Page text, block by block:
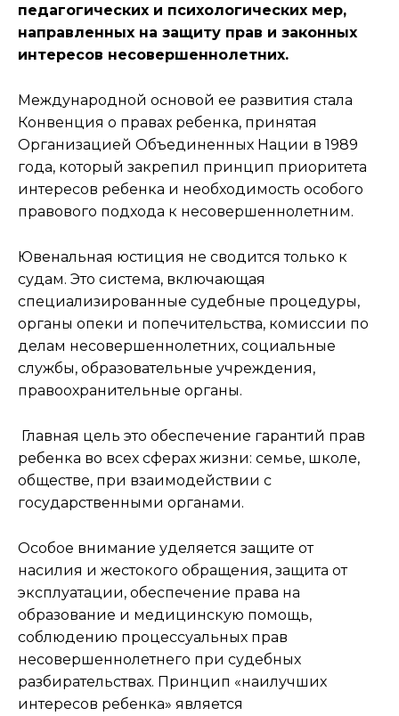
педагогических и психологических мер,
направленных на защиту прав и законных
интересов несовершеннолетних.
Международной основой ее развития стала
Конвенция о правах ребенка, принятая
Организацией Объединенных Нации в 1989
года, который закрепил принцип приоритета
интересов ребенка и необходимость особого
правового подхода к несовершеннолетним.
Ювенальная юстиция не сводится только к
судам. Это система, включающая
специализированные судебные процедуры,
органы опеки и попечительства, комиссии по
делам несовершеннолетних, социальные
службы, образовательные учреждения,
правоохранительные органы.
Главная цель это обеспечение гарантий прав
ребенка во всех сферах жизни: семье, школе,
обществе, при взаимодействии с
государственными органами.
Особое внимание уделяется защите от
насилия и жестокого обращения, защита от
эксплуатации, обеспечение права на
образование и медицинскую помощь,
соблюдению процессуальных прав
несовершеннолетнего при судебных
разбирательствах. Принцип «наилучших
интересов ребенка» является